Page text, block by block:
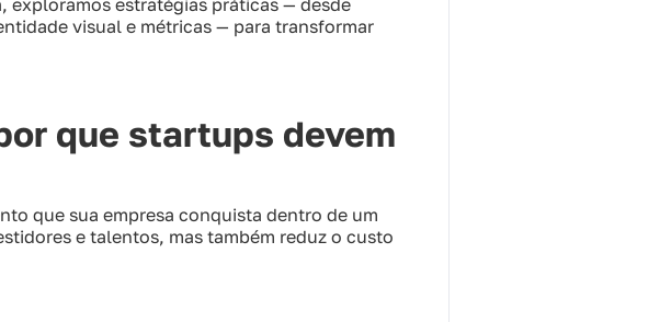
exploramos estratégias práticas — desde
visual e métricas — para transformar
que startups devem
que sua empresa conquista dentro de um
e talentos, mas também reduz o custo